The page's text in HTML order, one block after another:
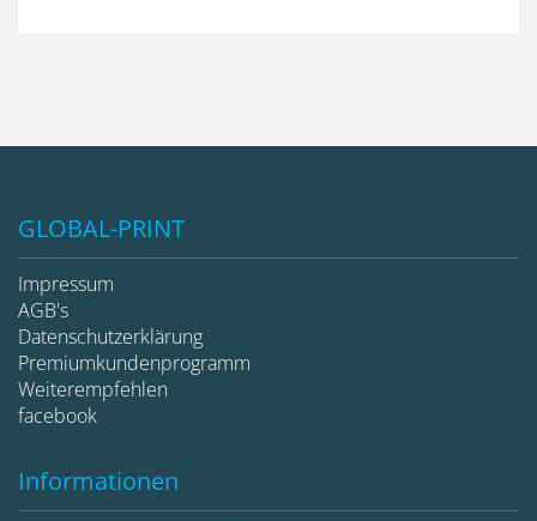
GLOBAL-PRINT
Impressum
AGB's
Datenschutzerklärung
Premiumkundenprogramm
Weiterempfehlen
facebook
Informationen